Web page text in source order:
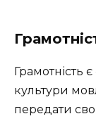
Грамотність
культури
передати